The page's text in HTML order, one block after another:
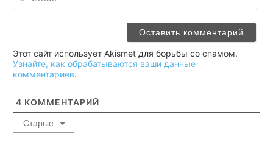
Этот сайт использует Akismet для борьбы со спамом.
Узнайте, как обрабатываются ваши данные
комментариев.
4 КОММЕНТАРИЙ
Старые